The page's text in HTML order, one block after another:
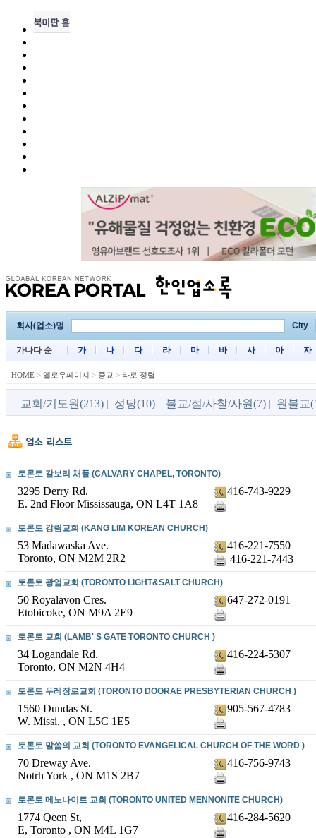
회사(업소)명 City
가나다 순 가 나 다 라 마 바 사 아 자
HOME > 옐로우페이지 > 종교 > 타로 정렬
교회/기도원(213) | 성당(10) | 불교/절/사찰/사원(7) | 원불교
토론토 갈보리 채플 (CALVARY CHAPEL, TORONTO)
3295 Derry Rd.
E. 2nd Floor Mississauga, ON L4T 1A8
416-743-9229
토론토 강림교회 (KANG LIM KOREAN CHURCH)
53 Madawaska Ave.
Toronto, ON M2M 2R2
416-221-7550
416-221-7443
토론토 광염교회 (TORONTO LIGHT&SALT CHURCH)
50 Royalavon Cres.
Etobicoke, ON M9A 2E9
647-272-0191
토론토 교회 (LAMB' S GATE TORONTO CHURCH )
34 Logandale Rd.
Toronto, ON M2N 4H4
416-224-5307
토론토 두레장로교회 (TORONTO DOORAE PRESBYTERIAN CHURCH )
1560 Dundas St.
W. Missi, , ON L5C 1E5
905-567-4783
토론토 말씀의 교회 (TORONTO EVANGELICAL CHURCH OF THE WORD )
70 Dreway Ave.
Notrh York , ON M1S 2B7
416-756-9743
토론토 메노나이트 교회 (TORONTO UNITED MENNONITE CHURCH)
1774 Qeen St,
E, Toronto , ON M4L 1G7
416-284-5620